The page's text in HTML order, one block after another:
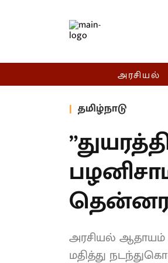
அரசியல்
தமிழ்நாடு
அரசியல் ஆதாயம்
மதித்து